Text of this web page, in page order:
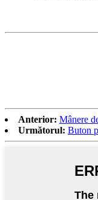
Anterior: Mânere
Următorul: Buton